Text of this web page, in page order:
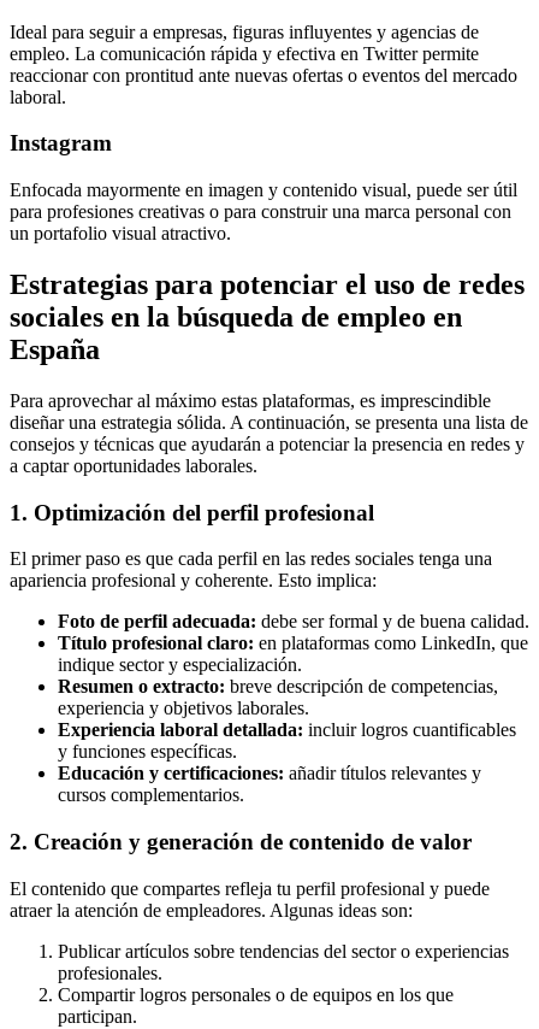
Ideal para seguir a empresas, figuras influyentes y agencias de
empleo. La comunicación rápida y efectiva en Twitter permite
reaccionar con prontitud ante nuevas ofertas o eventos del mercado
laboral.
Instagram
Enfocada mayormente en imagen y contenido visual, puede ser útil
para profesiones creativas o para construir una marca personal con
un portafolio visual atractivo.
Estrategias para potenciar el uso de redes
sociales en la búsqueda de empleo en
España
Para aprovechar al máximo estas plataformas, es imprescindible
diseñar una estrategia sólida. A continuación, se presenta una lista de
consejos y técnicas que ayudarán a potenciar la presencia en redes y
a captar oportunidades laborales.
1. Optimización del perfil profesional
El primer paso es que cada perfil en las redes sociales tenga una
apariencia profesional y coherente. Esto implica:
Foto de perfil adecuada: debe ser formal y de buena calidad.
Título profesional claro: en plataformas como LinkedIn, que
indique sector y especialización.
Resumen o extracto: breve descripción de competencias,
experiencia y objetivos laborales.
Experiencia laboral detallada: incluir logros cuantificables
y funciones específicas.
Educación y certificaciones: añadir títulos relevantes y
cursos complementarios.
2. Creación y generación de contenido de valor
El contenido que compartes refleja tu perfil profesional y puede
atraer la atención de empleadores. Algunas ideas son:
Publicar artículos sobre tendencias del sector o experiencias
profesionales.
Compartir logros personales o de equipos en los que
participan.